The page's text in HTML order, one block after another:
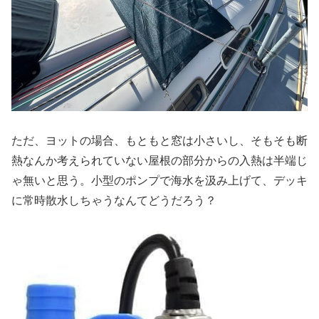
ただ、ヨットの場合、もともと窓は小さいし、そもそも断
熱なんか考えられていない屋根の部分からの入熱は半端じ
ゃ無いと思う。小型のポンプで海水を汲み上げて、デッキ
に常時散水しちゃうなんてどうだろう？